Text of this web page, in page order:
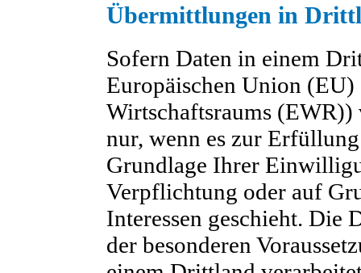
Übermittlungen in
Sofern Daten in einem
Europäischen Union (EU)
Wirtschaftsraums
nur, wenn es zur
Grundlage Ihrer
Verpflichtung oder auf
Interessen geschieht. Die
der besonderen